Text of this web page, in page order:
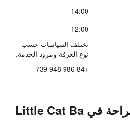
14:00
12:00
تختلف السياسات حسب
نوع الغرفة ومزود الخدمة.
+84 986 948 739
المزايا ووسائل الراحة في Little Cat Ba